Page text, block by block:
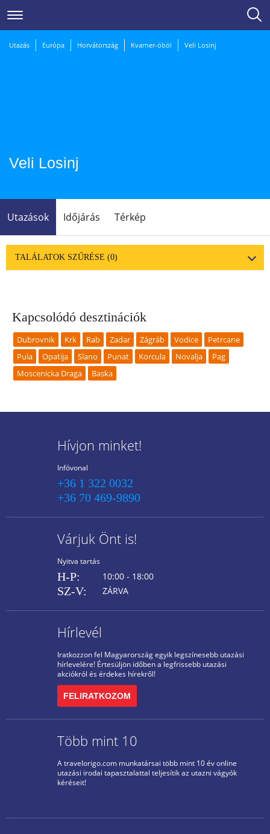
Utazás Európa Horvátország Kvarner-öböl Veli Losinj
Veli Losinj
Utazások Időjárás Térkép
TALÁLATOK SZŰRÉSE (0)
Kapcsolódó desztinációk
Dubrovnik Krk Rab Zadar Zágráb Vodice
Petrcane
Pula
Opatija Slano Punat Korcula Novalja
Pag
Moscenicka Draga
Baska
Hívjon minket!
Infóvonal
+36 1 322 0032
+36 70 469-9890
Várjuk Önt is!
Nyitva tartás
H-P: 10:00 - 18:00
SZ-V: ZÁRVA
Hírlevél
Iratkozzon fel Magyarország egyik legszínesebb utazási
hírlevelére! Értesüljön időben a legfrissebb utazási
akciókról és érdekes hírekről!
FELIRATKOZOM
Több mint 10
A travelorigo.com munkatársai több mint 10 év online
utazási irodai tapasztalattal teljesítik az utazni vágyók
kéréseit!